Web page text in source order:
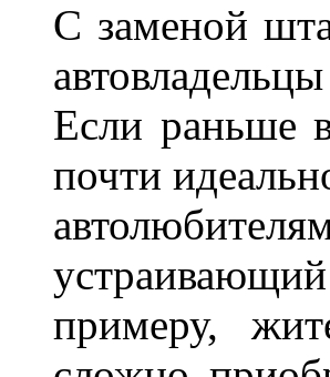
С заменой
Если раньше
почти
примеру,